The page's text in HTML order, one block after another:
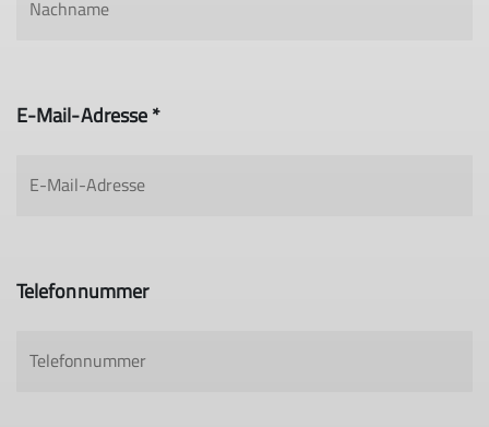
E-Mail-Adresse *
Telefonnummer